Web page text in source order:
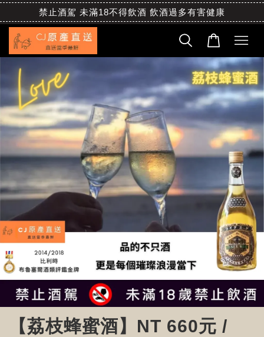
禁止酒駕 未滿18不得飲酒 飲酒過多有害健康
【荔枝蜂蜜酒】NT 660元 /